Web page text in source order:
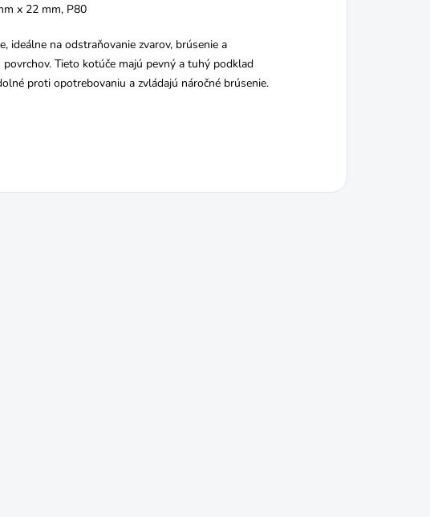
x 22 mm, P80
ideálne na odstraňovanie zvarov, brúsenie a
Tieto kotúče majú pevný a tuhý podklad
proti opotrebovaniu a zvládajú náročné brúsenie.